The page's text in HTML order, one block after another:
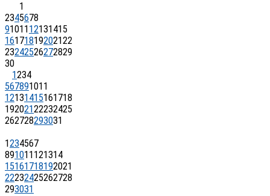
1
2345678
91011 12131415
16171819202122
23242526272829
30
1234
567891011
12131415161718
19202122232425
262728293031
1234567
891011 121314
15161718192021
22232425262728
293031